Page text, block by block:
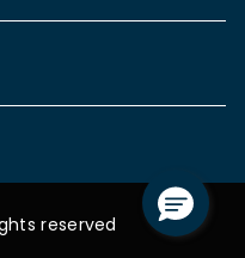
reserved